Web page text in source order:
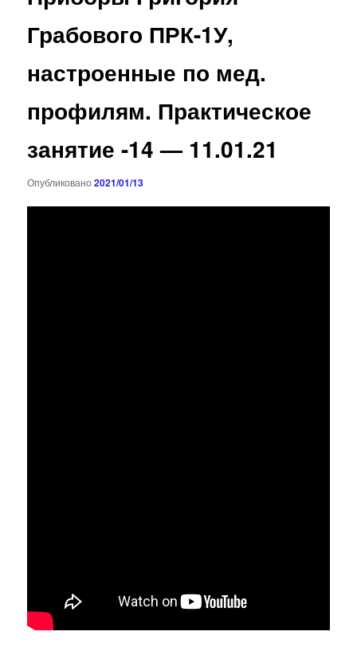
Грабового ПРК-1У,
настроенные по мед.
профилям. Практическое
занятие -14 — 11.01.21
Опубликовано2021/01/13